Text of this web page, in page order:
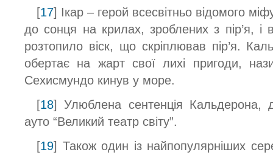
[17] Ікар – герой всесвітньо відомого
до сонця на крилах, зроблених з пір’я,
розтопило віск, що скріплював пір’я.
обертає на жарт свої лихі пригоди,
Сехисмундо кинув у море.
[18] Улюблена сентенція Кальдерона,
ауто “Великий театр світу”.
[19] Також один із найпопулярніших